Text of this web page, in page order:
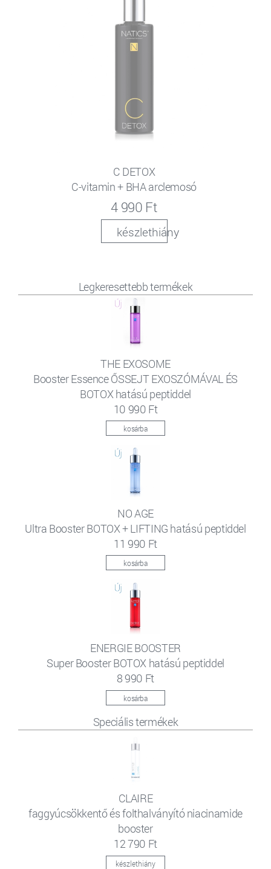
C DETOX
C-vitamin + BHA arclemosó
4 990 Ft
készlethiány
Legkeresettebb termékek
THE EXOSOME
Booster Essence ŐSSEJT EXOSZÓMÁVAL ÉS
BOTOX hatású peptiddel
10 990 Ft
kosárba
NO AGE
Ultra Booster BOTOX + LIFTING hatású peptiddel
11 990 Ft
kosárba
ENERGIE BOOSTER
Super Booster BOTOX hatású peptiddel
8 990 Ft
kosárba
Speciális termékek
CLAIRE
faggyúcsökkentő és folthalványító niacinamide
booster
12 790 Ft
készlethiány